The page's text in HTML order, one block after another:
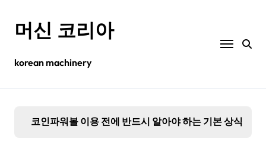
content머신 코리아
korean machinery
슈어맨파워볼 고객센터가 문의할 때마다 빠르고 친절하